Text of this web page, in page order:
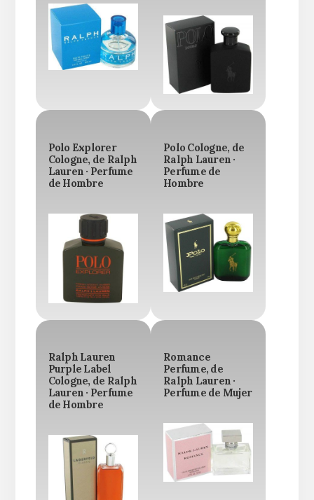
Polo Explorer
Cologne, de Ralph
Lauren · Perfume
de Hombre
Polo Cologne, de
Ralph Lauren ·
Perfume de
Hombre
Ralph Lauren
Purple Label
Cologne, de Ralph
Lauren · Perfume
de Hombre
Romance
Perfume, de
Ralph Lauren ·
Perfume de Mujer